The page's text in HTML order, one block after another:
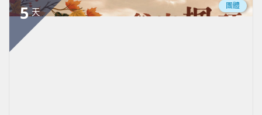
5 天
團體